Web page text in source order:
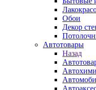
Обои
Декор
Автотовары
Назад